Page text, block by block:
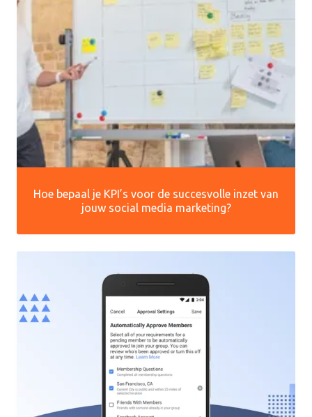
Hoe bepaal je KPI’s voor de succesvolle inzet van
jouw social media marketing?